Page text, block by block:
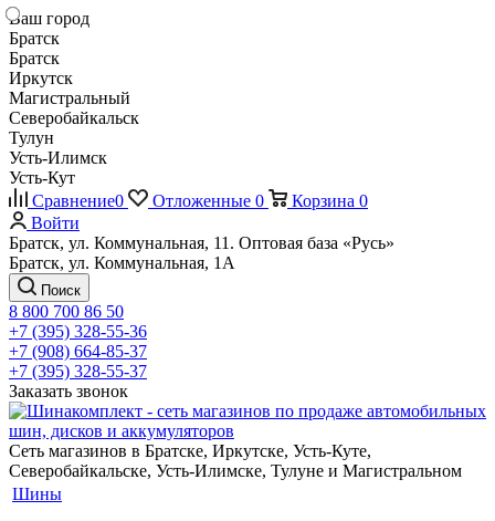
Ваш город
Братск
Братск
Иркутск
Магистральный
Северобайкальск
Тулун
Усть-Илимск
Усть-Кут
Сравнение0 Отложенные 0 Корзина 0
Войти
Братск, ул. Коммунальная, 11. Оптовая база «Русь»
Братск, ул. Коммунальная, 1А
Поиск
8 800 700 86 50
+7 (395) 328-55-36
+7 (908) 664-85-37
+7 (395) 328-55-37
Заказать звонок
Сеть магазинов в Братске, Иркутске, Усть-Куте,
Северобайкальске, Усть-Илимске, Тулуне и Магистральном
Шины